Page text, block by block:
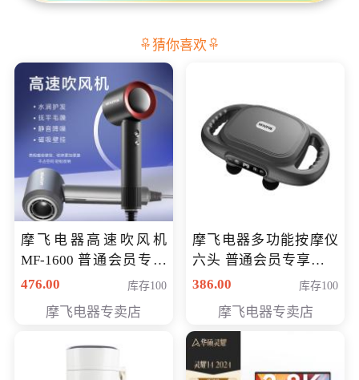
猜你喜欢
摩飞电器高速吹风机
MF-1600 普通会员专享
价298元
476.00 库存100
摩飞电器专卖店
摩飞电器多功能按摩仪
六头 普通会员专享价格
199元
386.00 库存100
摩飞电器专卖店